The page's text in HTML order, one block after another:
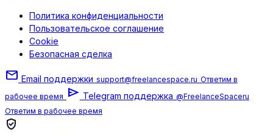
Политика конфиденциальности
Пользовательское соглашение
Cookie
Безопасная сделка
mail Email поддержки support@freelancespace.ru Ответим в
рабочее время send Telegram поддержка @FreelanceSpaceru
Ответим в рабочее время
verified_user